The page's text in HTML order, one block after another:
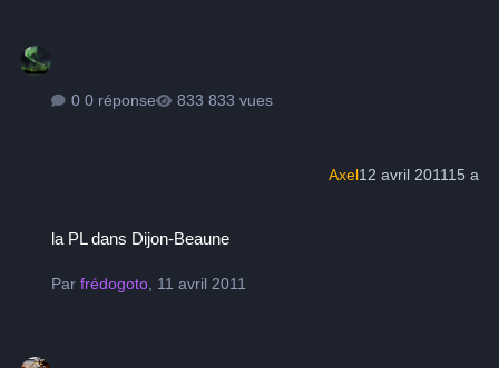
0 réponse 833 vues
Axel12 avril 201115 a
la PL dans Dijon-Beaune
Parfrédogoto 11 avril 2011